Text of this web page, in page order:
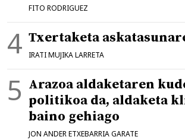
FITO RODRIGUEZ
Txertaketa
IRATI MUJIKA LARRETA
Arazoa aldaketaren
politikoa da, aldaketa
baino gehiago
JON ANDER ETXEBARRIA GARATE